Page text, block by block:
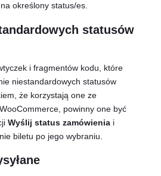
określony status/es.
statusów
i fragmentów kodu, które
niestandardowych statusów
że korzystają one ze
powinny one być
Wyślij status zamówienia i
biletu po jego wybraniu.